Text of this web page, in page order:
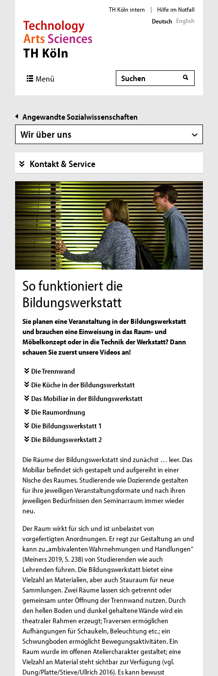
Direkt zur Hauptnavigation
Direkt zur Subnavigation
Direkt zum Inhalt
Direkt zum Fußbereich
TH Köln intern |
Hilfe im Notfall
Deutsch English
Menü Suche
Suche
Angewandte Sozialwissenschaften
Wir über uns
Kontakt & Service
So funktioniert die
Bildungswerkstatt
Sie planen eine Veranstaltung in der Bildungswerkstatt
und brauchen eine Einweisung in das Raum- und
Möbelkonzept oder in die Technik der Werkstatt? Dann
schauen Sie zuerst unsere Videos an!
Die Trennwand
Die Küche in der Bildungswerkstatt
Das Mobiliar in der Bildungswerkstatt
Die Raumordnung
Die Bildungswerkstatt 1
Die Bildungswerkstatt 2
Die Räume der Bildungswerkstatt sind zunächst … leer. Das
Mobiliar befindet sich gestapelt und aufgereiht in einer
Nische des Raumes. Studierende wie Dozierende gestalten
für ihre jeweiligen Veranstaltungsformate und nach ihren
jeweiligen Bedürfnissen den Seminarraum immer wieder
neu.
Der Raum wirkt für sich und ist unbelastet von
vorgefertigten Anordnungen. Er regt zur Gestaltung an und
kann zu „ambivalenten Wahrnehmungen und Handlungen“
(Meiners 2019, S. 238) von Studierenden wie auch
Lehrenden führen. Die Bildungswerkstatt bietet eine
Vielzahl an Materialien, aber auch Stauraum für neue
Sammlungen. Zwei Räume lassen sich getrennt oder
gemeinsam unter Öffnung der Trennwand nutzen. Durch
den hellen Boden und dunkel gehaltene Wände wird ein
theatraler Rahmen erzeugt; Traversen ermöglichen
Aufhängungen für Schaukeln, Beleuchtung etc.; ein
Schwungboden ermöglicht Bewegungsaktivitäten. Ein
Raum wurde im offenen Ateliercharakter gestaltet; eine
Vielzahl an Material steht sichtbar zur Verfügung (vgl.
Dung/Platte/Stieve/Ullrich 2016). Es kann bewusst